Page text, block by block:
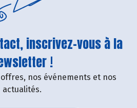
inscrivez-vous à la
!
nos événements et nos
actualités.